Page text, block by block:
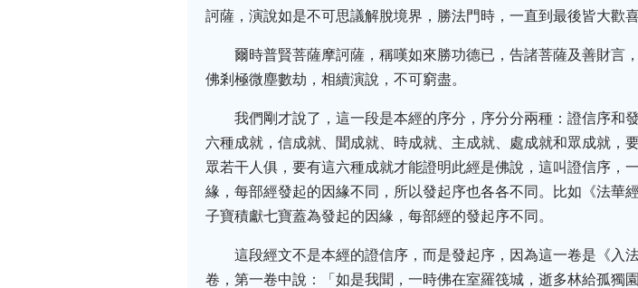
訶薩，演說如是不可思議解脫境界，勝法門時，一直到最後皆大歡
爾時普賢菩薩摩訶薩，稱嘆如來勝功德已，告諸菩薩及善財言
佛剎極微塵數劫，相續演說，不可窮盡。
我們剛才說了，這一段是本經的序分，序分分兩種：證信序和
六種成就，信成就、聞成就、時成就、主成就、處成就和眾成就，
眾若干人俱，要有這六種成就才能證明此經是佛說，這叫證信序，
緣，每部經發起的因緣不同，所以發起序也各各不同。比如《法華
子寶積獻七寶蓋為發起的因緣，每部經的發起序不同。
這段經文不是本經的證信序，而是發起序，因為這一卷是《入
卷，第一卷中說：「如是我聞，一時佛在室羅筏城，逝多林給孤獨